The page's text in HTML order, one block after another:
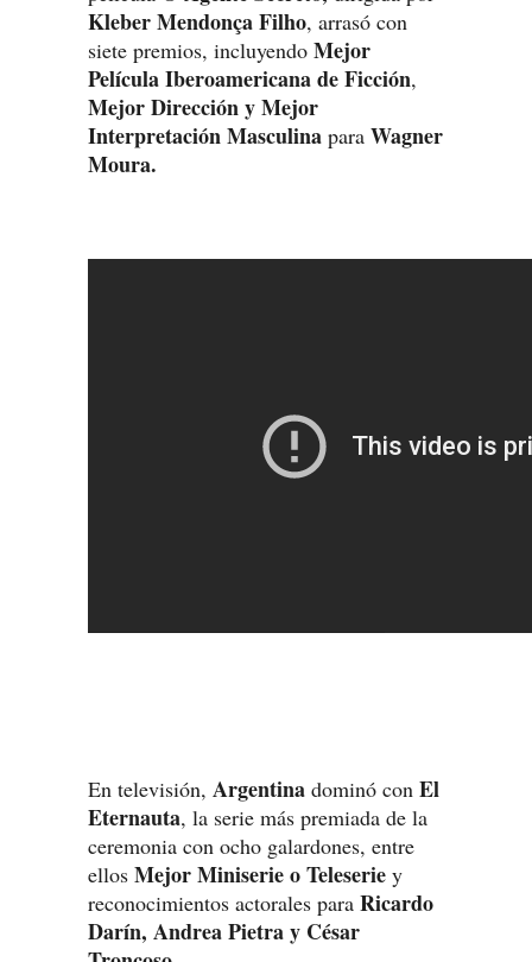
Kleber Mendonça Filho, arrasó con
siete premios, incluyendo Mejor
Película Iberoamericana de Ficción,
Mejor Dirección y Mejor
Interpretación Masculina para Wagner
Moura.
En televisión, Argentina dominó con El
Eternauta, la serie más premiada de la
ceremonia con ocho galardones, entre
ellos Mejor Miniserie o Teleserie y
reconocimientos actorales para Ricardo
Darín, Andrea Pietra y César